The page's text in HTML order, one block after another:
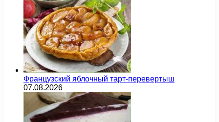
Французский яблочный тарт-перевертыш
07.08.2026